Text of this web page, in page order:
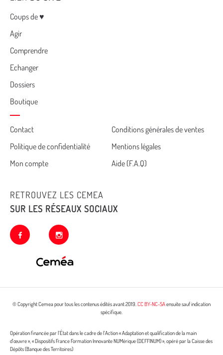
Menu
Coups de ♥
Agir
Comprendre
Echanger
Dossiers
Boutique
Cemea
footer
Contact
Conditions générales de ventes
Politique de confidentialité
Mentions légales
Mon compte
Aide (F.A.Q)
RETROUVEZ LES CEMEA
SUR LES RÉSEAUX SOCIAUX
facebook instagram
© Copyright Cemea pour tous les contenus édités avant 2019.CC BY-NC-SAensuite sauf indication
spécifique.
Opération financée par l’État dans le cadre de l’Action « Adaptation et qualification de la main
d’œuvre », « Dispositifs France Formation Innovante NUMérique (DEFFINUM) », opéré par la Caisse des
Dépôts (Banque des Territoires)